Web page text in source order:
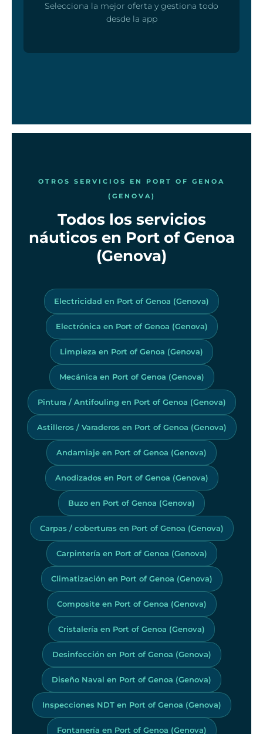
Selecciona la mejor oferta y gestiona todo
desde la app
OTROS SERVICIOS EN PORT OF GENOA
(GENOVA)
Todos los servicios
náuticos en Port of Genoa
(Genova)
Electricidad en Port of Genoa (Genova)
Electrónica en Port of Genoa (Genova)
Limpieza en Port of Genoa (Genova)
Mecánica en Port of Genoa (Genova)
Pintura / Antifouling en Port of Genoa (Genova)
Astilleros / Varaderos en Port of Genoa (Genova)
Andamiaje en Port of Genoa (Genova)
Anodizados en Port of Genoa (Genova)
Buzo en Port of Genoa (Genova)
Carpas / coberturas en Port of Genoa (Genova)
Carpintería en Port of Genoa (Genova)
Climatización en Port of Genoa (Genova)
Composite en Port of Genoa (Genova)
Cristalería en Port of Genoa (Genova)
Desinfección en Port of Genoa (Genova)
Diseño Naval en Port of Genoa (Genova)
Inspecciones NDT en Port of Genoa (Genova)
Fontanería en Port of Genoa (Genova)